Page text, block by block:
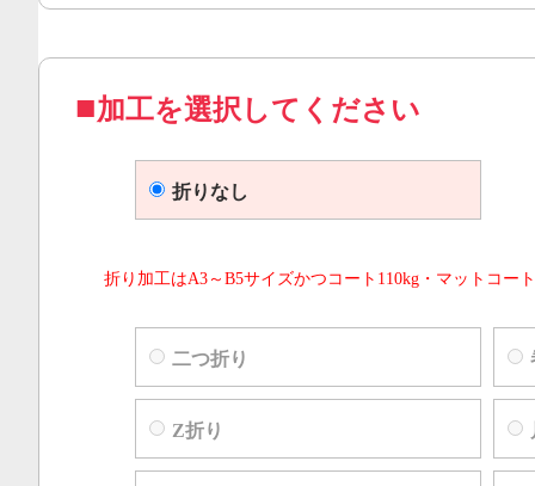
加工を選択してください
折りなし
折り加工はA3～B5サイズかつコート110kg・マットコー
二つ折り
Z折り